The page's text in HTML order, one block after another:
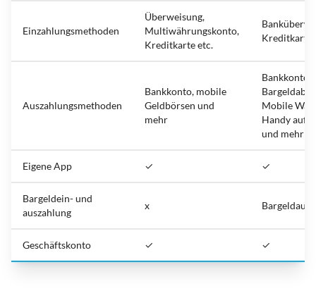
Einzahlungsmethoden
Überweisung,
Multiwährungskonto,
Kreditkarte etc.
Kreditkarte
Auszahlungsmethoden
Bankkonto, mobile
Geldbörsen und
mehr
Bankkonto,
Mobile
Handy
und mehr
Eigene App ✓ ✓
Bargeldein- und
auszahlung
x
Geschäftskonto ✓ ✓